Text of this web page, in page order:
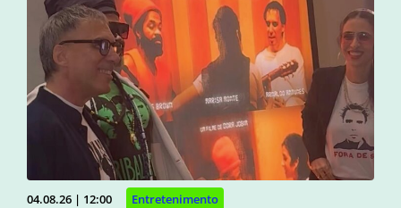
04.08.26 | 12:00 Entretenimento